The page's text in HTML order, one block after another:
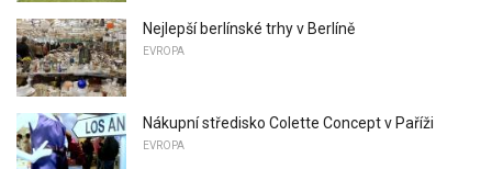
Nejlepší berlínské trhy v Berlíně
EVROPA
Nákupní středisko Colette Concept v Paříži
EVROPA